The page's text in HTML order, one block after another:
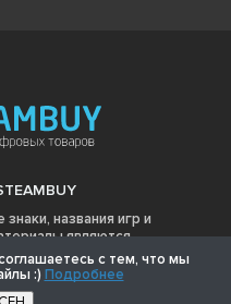
названия игр и
являются
владельцев.
с тем, что мы
:) Подробнее